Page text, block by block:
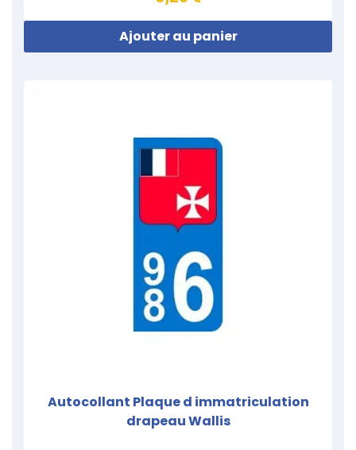
Ajouter au panier
Autocollant Plaque d immatriculation
drapeau Wallis